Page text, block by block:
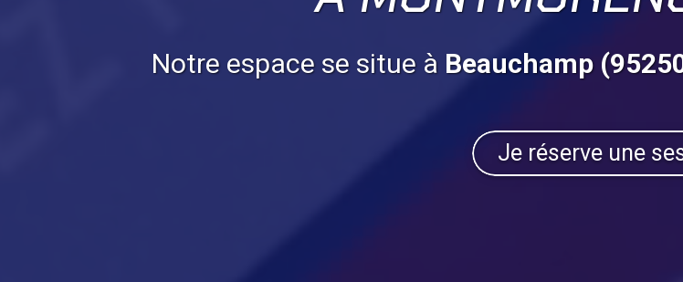
Notre espace se situe à Beauchamp
Je réserve une